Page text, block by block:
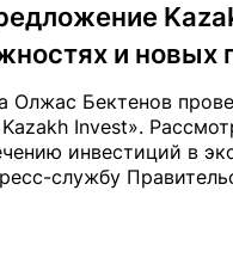
и новых
Олжас Бектенов
Invest».
инвестиций в
службу